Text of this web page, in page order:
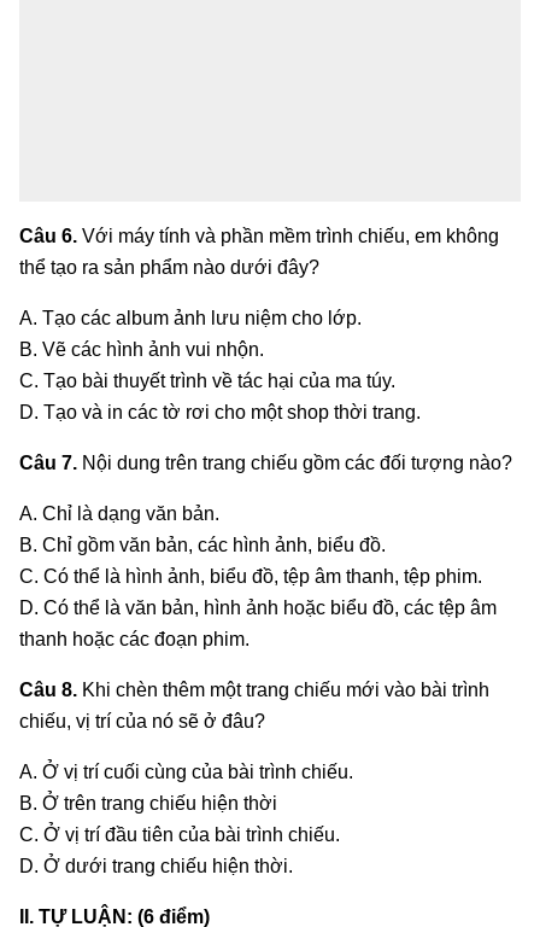
Câu 6. Với máy tính và phần mềm trình chiếu, em không
thể tạo ra sản phẩm nào dưới đây?
A. Tạo các album ảnh lưu niệm cho lớp.
B. Vẽ các hình ảnh vui nhộn.
C. Tạo bài thuyết trình về tác hại của ma túy.
D. Tạo và in các tờ rơi cho một shop thời trang.
Câu 7. Nội dung trên trang chiếu gồm các đối tượng nào?
A. Chỉ là dạng văn bản.
B. Chỉ gồm văn bản, các hình ảnh, biểu đồ.
C. Có thể là hình ảnh, biểu đồ, tệp âm thanh, tệp phim.
D. Có thể là văn bản, hình ảnh hoặc biểu đồ, các tệp âm
thanh hoặc các đoạn phim.
Câu 8. Khi chèn thêm một trang chiếu mới vào bài trình
chiếu, vị trí của nó sẽ ở đâu?
A. Ở vị trí cuối cùng của bài trình chiếu.
B. Ở trên trang chiếu hiện thời
C. Ở vị trí đầu tiên của bài trình chiếu.
D. Ở dưới trang chiếu hiện thời.
II. TỰ LUẬN: (6 điểm)